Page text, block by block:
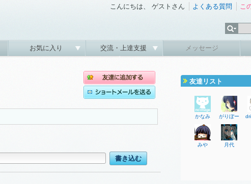
こんにちは、 ゲストさん よくある質問 こ
お気に入り 交流・上達支援 メッセージ
友達リスト
かなみ がりぼー
みや 月代